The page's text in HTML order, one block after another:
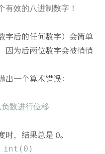
有效的八进制数字！
字后的任何数字）会简单
因为后两位数字会被悄悄
一个算术错误：
进行位移
，结果总是 0。